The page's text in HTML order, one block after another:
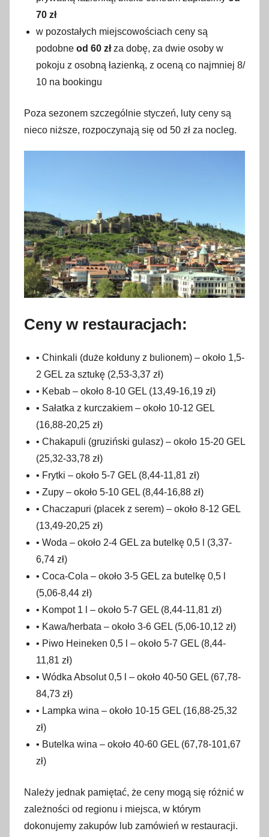
70 zł
w pozostałych miejscowościach ceny są
podobne od 60 złza dobę, za dwie osoby w
pokoju z osobną łazienką, z oceną co najmniej 8/
10 na bookingu
Poza sezonem szczególnie styczeń, luty ceny są
nieco niższe, rozpoczynają się od 50 zł za nocleg.
Ceny w restauracjach:
• Chinkali (duże kołduny z bulionem) – około 1,5-
2 GEL za sztukę (2,53-3,37 zł)
• Kebab – około 8-10 GEL (13,49-16,19 zł)
• Sałatka z kurczakiem – około 10-12 GEL
(16,88-20,25 zł)
• Chakapuli (gruziński gulasz) – około 15-20 GEL
(25,32-33,78 zł)
• Frytki – około 5-7 GEL (8,44-11,81 zł)
• Zupy – około 5-10 GEL (8,44-16,88 zł)
• Chaczapuri (placek z serem) – około 8-12 GEL
(13,49-20,25 zł)
• Woda – około 2-4 GEL za butelkę 0,5 l (3,37-
6,74 zł)
• Coca-Cola – około 3-5 GEL za butelkę 0,5 l
(5,06-8,44 zł)
• Kompot 1 l – około 5-7 GEL (8,44-11,81 zł)
• Kawa/herbata – około 3-6 GEL (5,06-10,12 zł)
• Piwo Heineken 0,5 l – około 5-7 GEL (8,44-
11,81 zł)
• Wódka Absolut 0,5 l – około 40-50 GEL (67,78-
84,73 zł)
• Lampka wina – około 10-15 GEL (16,88-25,32
zł)
• Butelka wina – około 40-60 GEL (67,78-101,67
zł)
Należy jednak pamiętać, że ceny mogą się różnić w
zależności od regionu i miejsca, w którym
dokonujemy zakupów lub zamówień w restauracji.